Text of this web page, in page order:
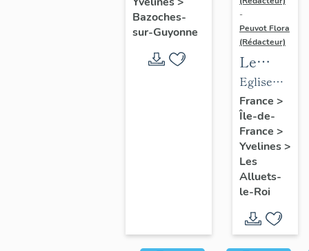
Carré
Louis Carré
Bazoches-
sur-Guyonne
-
Peuvot Flora
(Rédacteur)
Le
mobilier
de
l'église
Saint-
Nicolas
Eglise
paroissiale
Saint-
Nicolas
France >
Île-de-
France >
Yvelines>
Les
Alluets-
le-Roi